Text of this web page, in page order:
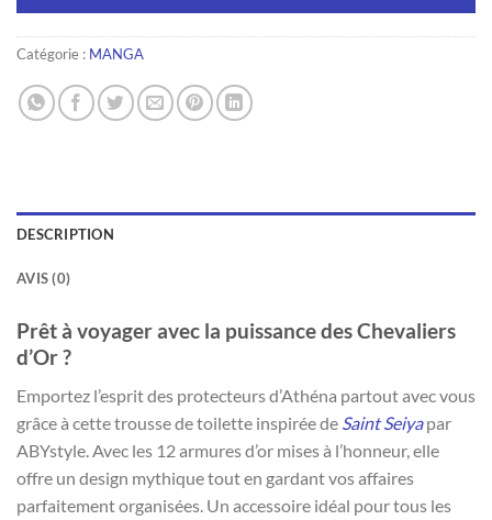
Catégorie : MANGA
DESCRIPTION
AVIS (0)
Prêt à voyager avec la puissance des Chevaliers
d’Or ?
Emportez l’esprit des protecteurs d’Athéna partout avec vous
grâce à cette trousse de toilette inspirée de Saint Seiyapar
ABYstyle. Avec les 12 armures d’or mises à l’honneur, elle
offre un design mythique tout en gardant vos affaires
parfaitement organisées. Un accessoire idéal pour tous les